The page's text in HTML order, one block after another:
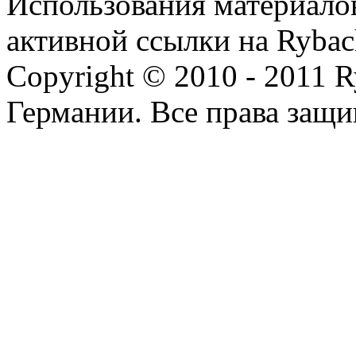
активной ссылки на
Copyright © 2010 - 2011
Германии. Все права